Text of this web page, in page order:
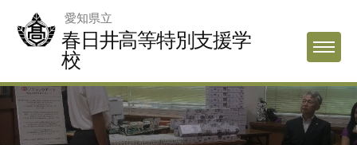
愛知県立
春日井高等特別支援学
校
MENU